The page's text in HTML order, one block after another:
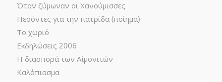
Όταν ζύμωναν οι Χανούμισσες
Πεσόντες για την πατρίδα (ποίημα)
Το χωριό
Εκδηλώσεις 2006
Η διασπορά των Αΐμονιτών
Καλόπιασμα